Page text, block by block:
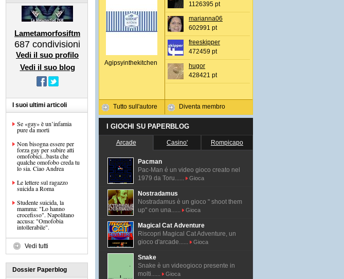
Lametamorfosiftm
687 condivisioni
Vedi il suo profilo
Vedi il suo blog
I suoi ultimi articoli
Se «gay» è un’infamia
pure da morti
Non bisogna essere per
forza gay per subire atti
omofobici...basta che
qualche omofobo creda tu
lo sia. Ciao Andrea
Le lettere sul ragazzo
suicida a Roma
Studente suicida, la
mamma: "Lo hanno
crocefisso". Napolitano
accusa: "Omofobia
intollerabile".
Vedi tutti
Dossier Paperblog
Agipsyinthekitchen
Tutto sull'autore
1126395 pt
marianna06
602991 pt
freeskipper
472459 pt
hugor
428421 pt
Diventa membro
I GIOCHI SU PAPERBLOG
Arcade Casino' Rompicapo
Pacman
Pac-Man é un video gioco creato nel
1979 da Toru......
Gioca
Nostradamus
Nostradamus è un gioco " shoot them
up" con una......
Gioca
Magical Cat Adventure
Riscopri Magical Cat Adventure, un
gioco d'arcade......
Gioca
Snake
Snake è un videogioco presente in
molti......
Gioca